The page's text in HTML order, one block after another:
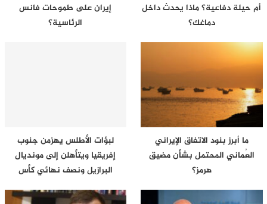
أم حيلة دفاعية؟ ماذا يحدث داخل
دماغك؟
إيران على طموحات فانس
الرئاسية؟
ما أبرز بنود الاتفاق الإيراني
العُماني المحتمل بشأن مضيق
هرمز؟
لبؤات الأطلس يهزمن جنوب
إفريقيا ويتأهلن إلى مونديال
البرازيل ونصف نهائي كأس